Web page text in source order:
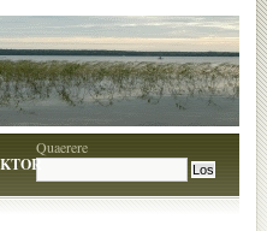
Quaerere